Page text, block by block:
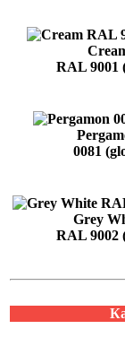
RAL 9001
0081
Grey
RAL 9002